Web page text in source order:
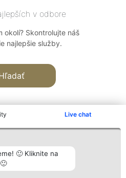
Live chat
🙂 Kliknite na
v odbore
okolí? Skontrolujte náš
najlepšie služby.
Kontakt
Kontakt